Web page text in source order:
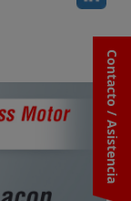
Contacto / Asistencia